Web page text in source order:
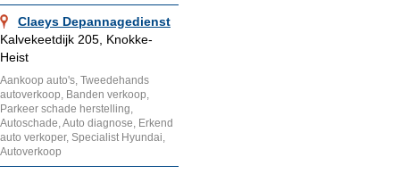
Claeys Depannagedienst
Kalvekeetdijk 205, Knokke-
Heist
Aankoop auto's, Tweedehands
autoverkoop, Banden verkoop,
Parkeer schade herstelling,
Autoschade, Auto diagnose, Erkend
auto verkoper, Specialist Hyundai,
Autoverkoop